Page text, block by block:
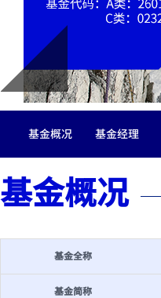
基金概况 基金经理
基金概况
基金全称
基金简称